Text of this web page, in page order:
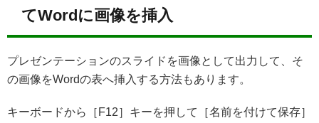
てWordに画像を挿入
プレゼンテーションのスライドを画像として出力して、そ
の画像をWordの表へ挿入する方法もあります。
キーボードから［F12］キーを押して［名前を付けて保存］